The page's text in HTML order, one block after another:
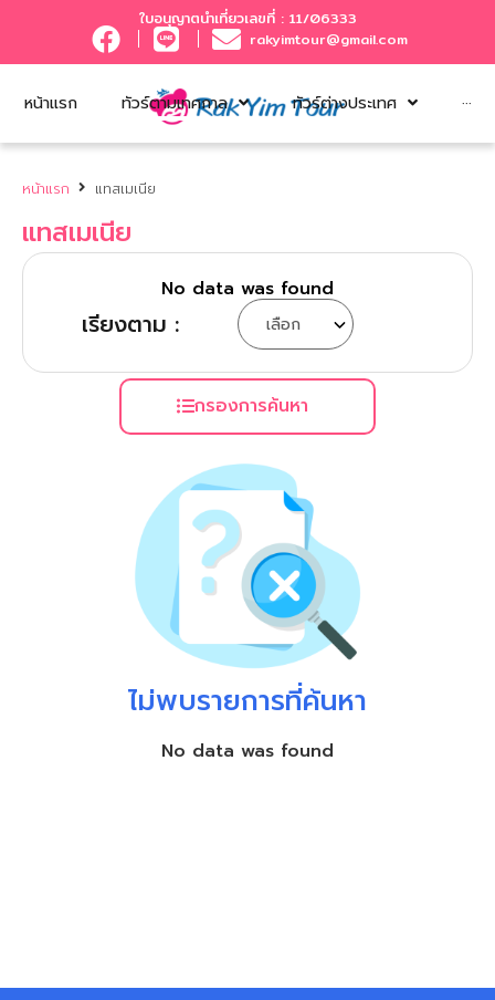
ใบอนุญาตนำเที่ยวเลขที่ : 11/06333
rakyimtour@gmail.com
หน้าแรก ทัวร์ตามเทศกาล ทัวร์ต่างประเทศ ···
หน้าแรก แทสเมเนีย
แทสเมเนีย
No data was found
เรียงตาม :
กรองการค้นหา
ไม่พบรายการที่ค้นหา
No data was found